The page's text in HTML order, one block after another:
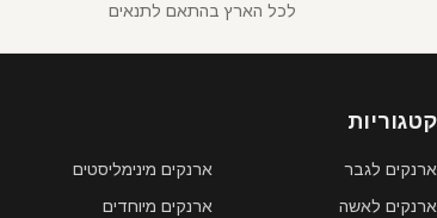
לכל הארץ בהתאם לתנאים
קטגוריות
ארנקים לגבר
ארנקים לאשה
ארנקים מינימליסטים
ארנקים מיוחדים